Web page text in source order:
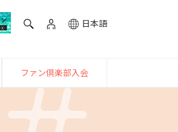
日本語
ファン倶楽部入会